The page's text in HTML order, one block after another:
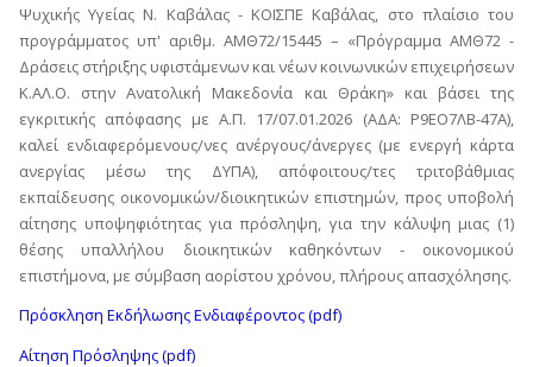
Ψυχικής Υγείας Ν. Καβάλας - ΚΟΙΣΠΕ Καβάλας, στο πλαίσιο του
προγράμματος υπ' αριθμ. ΑΜΘ72/15445 – «Πρόγραμμα ΑΜΘ72 -
Δράσεις στήριξης υφιστάμενων και νέων κοινωνικών επιχειρήσεων
Κ.ΑΛ.Ο. στην Ανατολική Μακεδονία και Θράκη» και βάσει της
εγκριτικής απόφασης με Α.Π. 17/07.01.2026 (ΑΔΑ: Ρ9ΕΟ7ΛΒ-47Α),
καλεί ενδιαφερόμενους/νες ανέργους/άνεργες (με ενεργή κάρτα
ανεργίας μέσω της ΔΥΠΑ), απόφοιτους/τες τριτοβάθμιας
εκπαίδευσης οικονομικών/διοικητικών επιστημών, προς υποβολή
αίτησης υποψηφιότητας για πρόσληψη, για την κάλυψη μιας (1)
θέσης υπαλλήλου διοικητικών καθηκόντων - οικονομικού
επιστήμονα, με σύμβαση αορίστου χρόνου, πλήρους απασχόλησης.
Πρόσκληση Εκδήλωσης Ενδιαφέροντος (pdf)
Αίτηση Πρόσληψης (pdf)